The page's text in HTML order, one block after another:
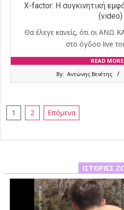
X-factor: Η συγκινητική
(video)
Θα έλεγε κανείς, ότι οι ΑΝΩ
στο όγδοο live
READ
By: Αντώνης Βενέτης
Σελιδοποίηση
1 2 Επόμενα
ΙΣΤΟΡΊΕΣ